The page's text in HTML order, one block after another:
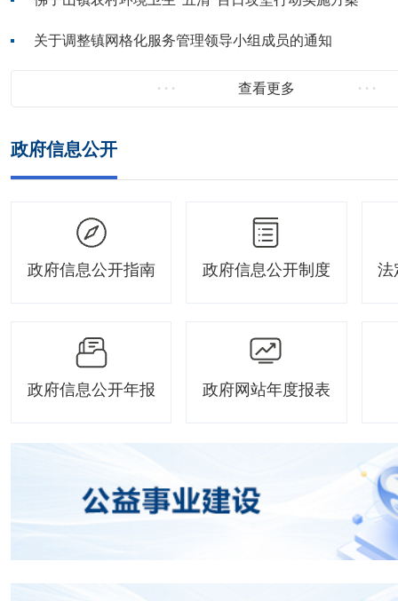
关于调整镇网格化服务管理领导小组成员的通知
查看更多
政府信息公开
政府信息公开指南 政府信息公开制度 法
政府信息公开年报 政府网站年度报表